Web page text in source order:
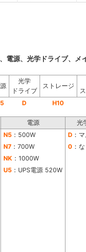
電源、光学ドライブ、
光学
ドライブ
ストレージ
D H10
電源 光
N5 ：500W D ：
N7 ：700W 0 ：
NK ：1000W
U5 ：UPS電源 520W